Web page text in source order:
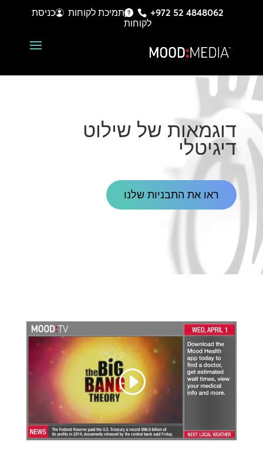
+972 52 4848062 תמיכת לקוחות
כניסת
לקוחות
דוגמאות של שילוט
דיגיטלי
ראו את התבניות שלנו